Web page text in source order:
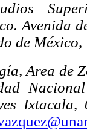
Avenida
de México,
Area de
Ixtacala,